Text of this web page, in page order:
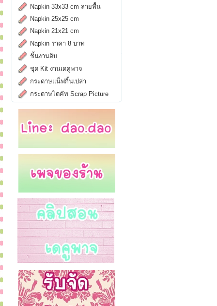
Napkin 33x33 cm ลายพื้น
Napkin 25x25 cm
Napkin 21x21 cm
Napkin ราคา 8 บาท
ชิ้นงานดิบ
ชุด Kit งานเดคูพาจ
กระดาษแน็ฟกิ้นเปล่า
กระดาษไดคัท Scrap Picture